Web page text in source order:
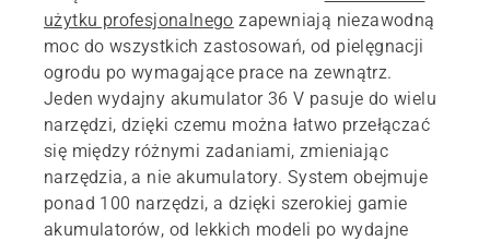
użytku profesjonalnego zapewniają niezawodną
moc do wszystkich zastosowań, od pielęgnacji
ogrodu po wymagające prace na zewnątrz.
Jeden wydajny akumulator 36 V pasuje do wielu
narzędzi, dzięki czemu można łatwo przełączać
się między różnymi zadaniami, zmieniając
narzędzia, a nie akumulatory. System obejmuje
ponad 100 narzędzi, a dzięki szerokiej gamie
akumulatorów, od lekkich modeli po wydajne